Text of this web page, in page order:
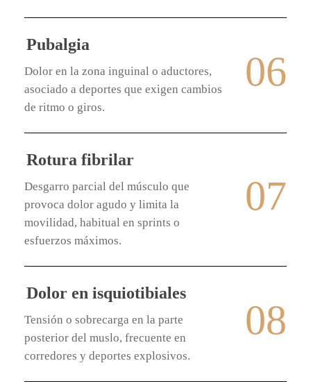
Pubalgia
Dolor en la zona inguinal o aductores,
asociado a deportes que exigen cambios
de ritmo o giros.
06
Rotura fibrilar
Desgarro parcial del músculo que
provoca dolor agudo y limita la
movilidad, habitual en sprints o
esfuerzos máximos.
07
Dolor en isquiotibiales
Tensión o sobrecarga en la parte
posterior del muslo, frecuente en
corredores y deportes explosivos.
08